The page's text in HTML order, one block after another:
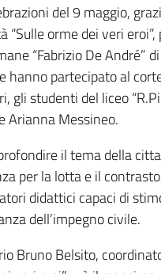
del 9 maggio,
“Sulle orme dei veri
“Fabrizio De André”
hanno partecipato al
gli studenti del liceo
Arianna Messineo.
il tema della
per la lotta e il
didattici capaci di
dell’impegno civile.
Bruno Belsito,